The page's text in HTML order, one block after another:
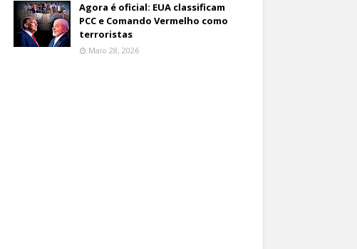
Agora é oficial: EUA classificam
PCC e Comando Vermelho como
terroristas
Maio 28, 2026